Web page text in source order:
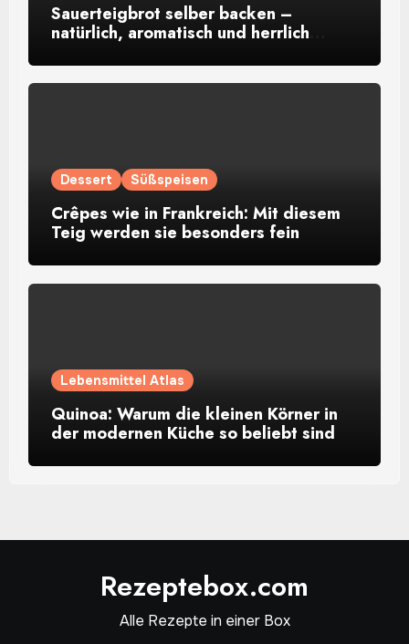
Sauerteigbrot selber backen –
natürlich, aromatisch und herrlich
Dessert Süßspeisen
Crêpes wie in Frankreich: Mit diesem
Teig werden sie besonders fein
Lebensmittel Atlas
Quinoa: Warum die kleinen Körner in
der modernen Küche so beliebt sind
Rezeptebox.com
Alle Rezepte in einer Box